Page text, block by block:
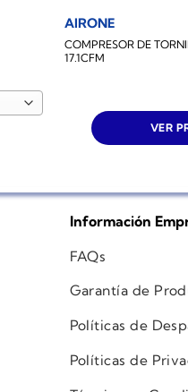
AIRONE
COMPRESOR DE
17.1CFM
VER
Información
FAQs
Garantía de
Políticas de
Políticas de